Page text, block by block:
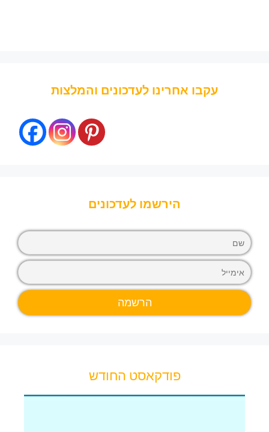
עקבו אחרינו לעדכונים והמלצות
הירשמו לעדכונים
פודקאסט החודש